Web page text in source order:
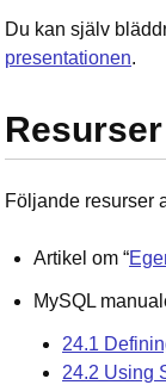
Du kan själv
presentationen.
Resurser
Följande resurser
Artikel om “
MySQL
24.1
24.2 Using